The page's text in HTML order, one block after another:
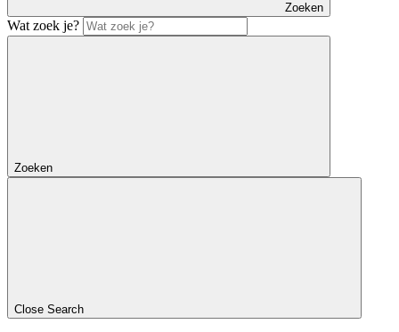
Zoeken
Wat zoek je?
Zoeken
Close Search